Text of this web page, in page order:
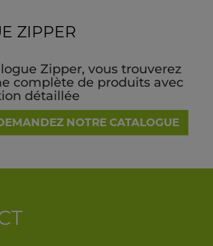
ZIPPER
Zipper, vous trouverez
complète de produits avec
détaillée
NOTRE CATALOGUE